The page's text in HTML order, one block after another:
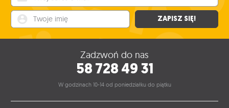
ZAPISZ SIĘ!
Zadzwoń do nas
58 728 49 31
W godzinach 10-14 od poniedziałku do piątku